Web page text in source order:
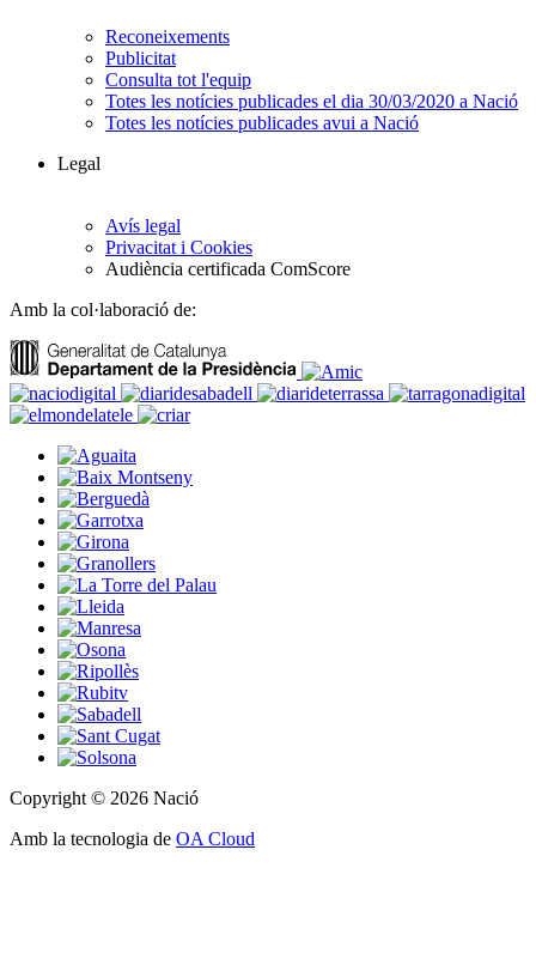
Reconeixements
Publicitat
Consulta tot l'equip
Totes les notícies publicades el dia 30/03/2020 a Nació
Totes les notícies publicades avui a Nació
Legal
Avís legal
Privacitat i Cookies
Audiència certificada ComScore
Amb la col·laboració de:
Copyright © 2026 Nació
Amb la tecnologia de OA Cloud